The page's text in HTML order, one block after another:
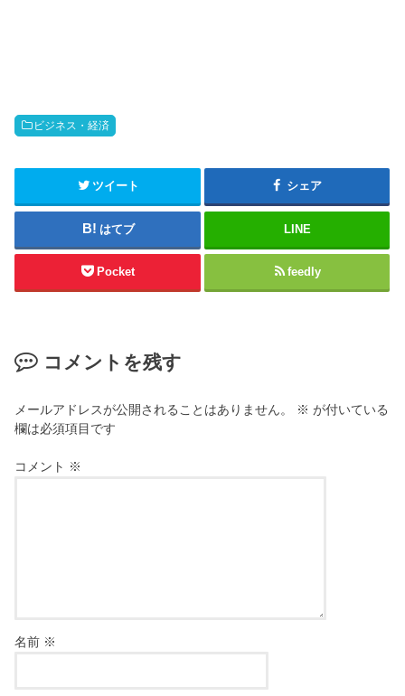
ビジネス・経済
ツイート シェア
はてブ LINE
Pocket feedly
コメントを残す
メールアドレスが公開されることはありません。 ※ が付いている
欄は必須項目です
コメント ※
名前 ※